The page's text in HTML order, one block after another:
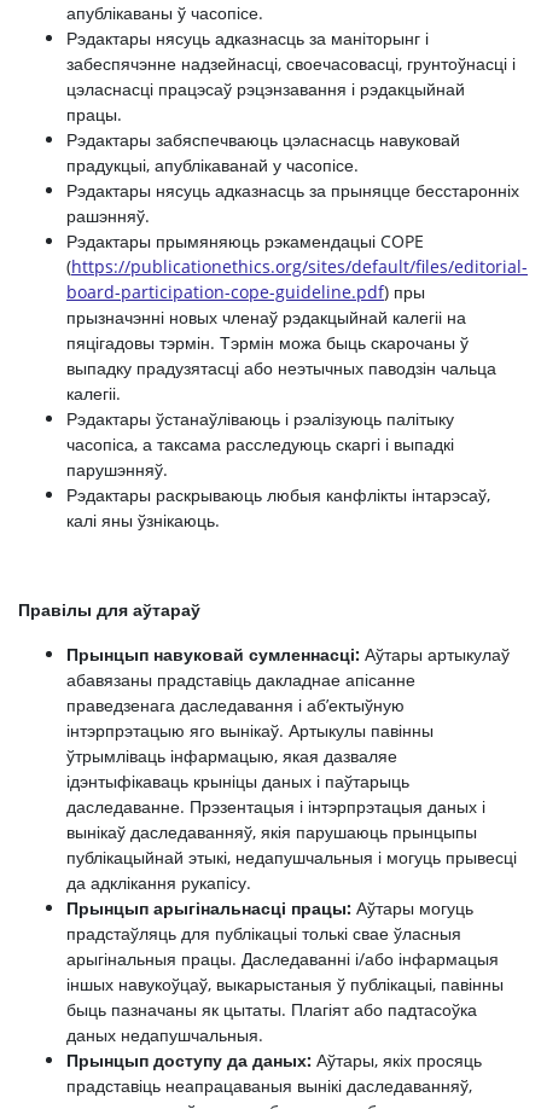
апублікаваны ў часопісе.
Рэдактары нясуць адказнасць за маніторынг і
забеспячэнне надзейнасці, своечасовасці, грунтоўнасці і
цэласнасці працэсаў рэцэнзавання і рэдакцыйнай
працы.
Рэдактары забяспечваюць цэласнасць навуковай
прадукцыі, апублікаванай у часопісе.
Рэдактары нясуць адказнасць за прыняцце бесстаронніх
рашэнняў.
Рэдактары прымяняюць рэкамендацыі COPE
(https://publicationethics.org/sites/default/files/editorial-
board-participation-cope-guideline.pdf) пры
прызначэнні новых членаў рэдакцыйнай калегіі на
пяцігадовы тэрмін. Тэрмін можа быць скарочаны ў
выпадку прадузятасці або неэтычных паводзін чальца
калегіі.
Рэдактары ўстанаўліваюць і рэалізуюць палітыку
часопіса, а таксама расследуюць скаргі і выпадкі
парушэнняў.
Рэдактары раскрываюць любыя канфлікты інтарэсаў,
калі яны ўзнікаюць.
Правілы для аўтараў
Прынцып навуковай сумленнасці: Аўтары артыкулаў
абавязаны прадставіць дакладнае апісанне
праведзенага даследавання і аб’ектыўную
інтэрпрэтацыю яго вынікаў. Артыкулы павінны
ўтрымліваць інфармацыю, якая дазваляе
ідэнтыфікаваць крыніцы даных і паўтарыць
даследаванне. Прэзентацыя і інтэрпрэтацыя даных і
вынікаў даследаванняў, якія парушаюць прынцыпы
публікацыйнай этыкі, недапушчальныя і могуць прывесці
да адклікання рукапісу.
Прынцып арыгінальнасці працы: Аўтары могуць
прадстаўляць для публікацыі толькі свае ўласныя
арыгінальныя працы. Даследаванні і/або інфармацыя
іншых навукоўцаў, выкарыстаныя ў публікацыі, павінны
быць пазначаны як цытаты. Плагіят або падтасоўка
даных недапушчальныя.
Прынцып доступу да даных: Аўтары, якіх просяць
прадставіць неапрацаваныя вынікі даследаванняў,